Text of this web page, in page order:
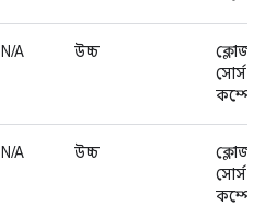
N/A উচ্চ
ক্লোজড
সোর্স
N/A উচ্চ
ক্লোজড
সোর্স